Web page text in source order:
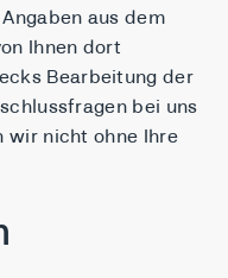
aus dem
Ihnen dort
Bearbeitung der
bei uns
wir nicht ohne Ihre